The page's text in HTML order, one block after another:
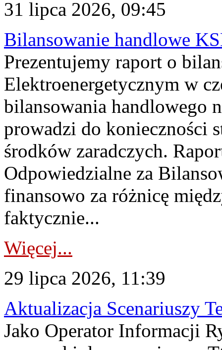
31 lipca 2026, 09:45
Bilansowanie handlowe
Prezentujemy raport o
Elektroenergetycznym w
bilansowania handlowego
prowadzi do konieczności
środków zaradczych.
Odpowiedzialne za
finansowo za różnicę
faktycznie...
Więcej...
29 lipca 2026, 11:39
Aktualizacja Scenariuszy
Jako Operator Informacji